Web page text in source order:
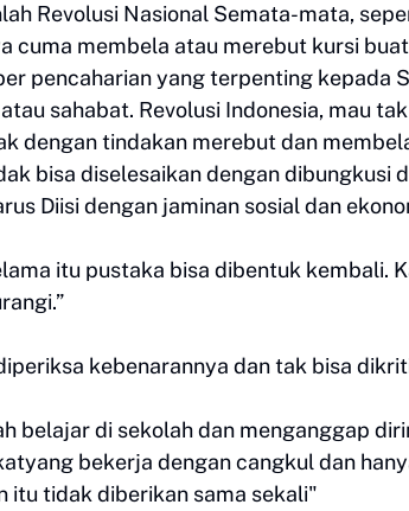
Revolusi Nasional Semata-mata,
cuma membela atau merebut kursi
pencaharian yang terpenting kepada
sahabat. Revolusi Indonesia, mau
dengan tindakan merebut dan
bisa diselesaikan dengan dibungkusi
Diisi dengan jaminan sosial dan
itu pustaka bisa dibentuk kembali.
kebenarannya dan tak bisa
belajar di sekolah dan menganggap
bekerja dengan cangkul dan
itu tidak diberikan sama sekali"